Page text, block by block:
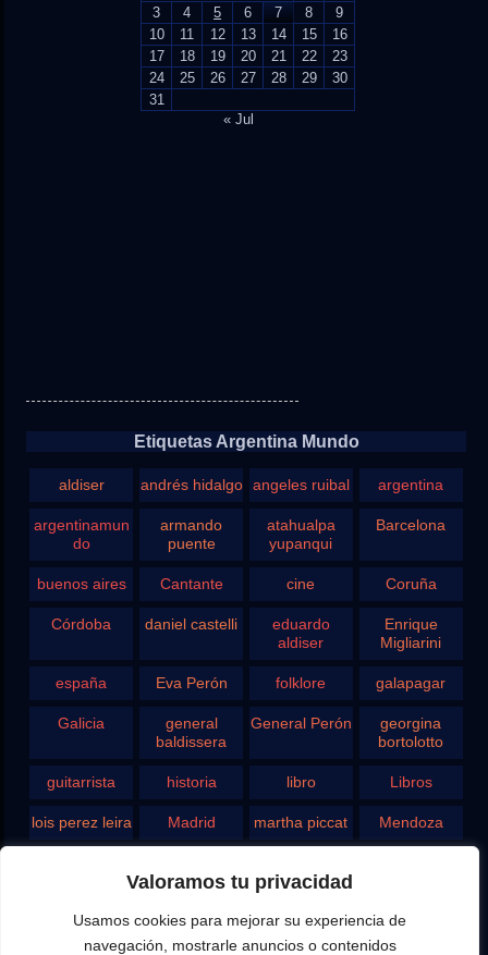
Valoramos tu privacidad
Usamos cookies para mejorar su experiencia de
navegación, mostrarle anuncios o contenidos
3
4 5 6 7 8
9
10
11 12 13 14 15
16
17
18 19 20 21 22
23
24
25 26 27 28 29
30
31
« Jul
Etiquetas Argentina Mundo
aldiser andrés hidalgo angeles ruibal argentina
argentinamun
do
armando
puente
atahualpa
yupanqui
Barcelona
buenos aires Cantante cine Coruña
Córdoba daniel castelli
eduardo
aldiser
Enrique
Migliarini
españa Eva Perón folklore galapagar
Galicia
general
baldissera
General Perón
georgina
bortolotto
guitarrista historia libro Libros
lois perez leira Madrid martha piccat Mendoza
Rodolfo
Ghezzi
rosario san juan santa fe